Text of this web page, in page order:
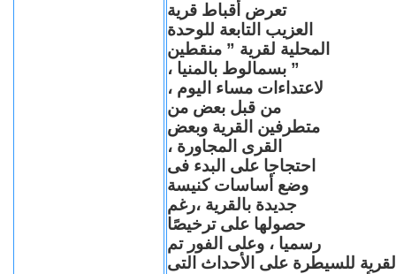
تعرض أقباط قرية
العزيب التابعة للوحدة
المحلية لقرية ” منقطين
” بسمالوط بالمنيا ،
لاعتداءات مساء اليوم ،
من قبل بعض من
متطرفين القرية وبعض
القرى المجاورة ،
احتجاجا على البدء فى
وضع أساسات كنيسة
جديدة بالقرية ،رغم
حصولها على ترخيصًا
رسميا ، وعلى الفور تم
للسيطرة على الأحداث التى